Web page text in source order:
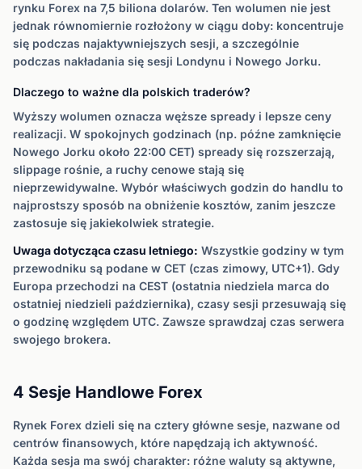
rynku Forex na 7,5 biliona dolarów. Ten wolumen nie jest
jednak równomiernie rozłożony w ciągu doby: koncentruje
się podczas najaktywniejszych sesji, a szczególnie
podczas nakładania się sesji Londynu i Nowego Jorku.
Dlaczego to ważne dla polskich traderów?
Wyższy wolumen oznacza węższe spready i lepsze ceny
realizacji. W spokojnych godzinach (np. późne zamknięcie
Nowego Jorku około 22:00 CET) spready się rozszerzają,
slippage rośnie, a ruchy cenowe stają się
nieprzewidywalne. Wybór właściwych godzin do handlu to
najprostszy sposób na obniżenie kosztów, zanim jeszcze
zastosuje się jakiekolwiek strategie.
Uwaga dotycząca czasu letniego: Wszystkie godziny w tym
przewodniku są podane w CET (czas zimowy, UTC+1). Gdy
Europa przechodzi na CEST (ostatnia niedziela marca do
ostatniej niedzieli października), czasy sesji przesuwają się
o godzinę względem UTC. Zawsze sprawdzaj czas serwera
swojego brokera.
4 Sesje Handlowe Forex
Rynek Forex dzieli się na cztery główne sesje, nazwane od
centrów finansowych, które napędzają ich aktywność.
Każda sesja ma swój charakter: różne waluty są aktywne,